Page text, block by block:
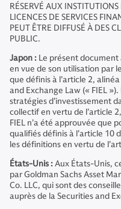
RÉSERVÉ AUX
LICENCES DE SERVICES
PEUT ÊTRE DIFFUSÉ À DES
PUBLIC.
Japon : Le présent
en vue de son utilisation par
que définis à l’article 2,
and Exchange Law (« FIEL
stratégies d’investissement
collectif en vertu de l’article
FIEL n’a été approuvée que
qualifiés définis à l’article 10
les définitions en vertu de
États-Unis :Aux États-Unis,
par Goldman Sachs Asset
Co. LLC, qui sont des
auprès de la Securities and